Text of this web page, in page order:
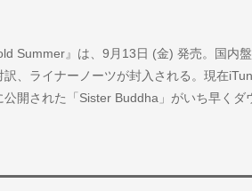
Summer』は、9月13日 (金) 発売。国内
、ライナーノーツが封入される。現在
開された「Sister Buddha」がいち早くダ